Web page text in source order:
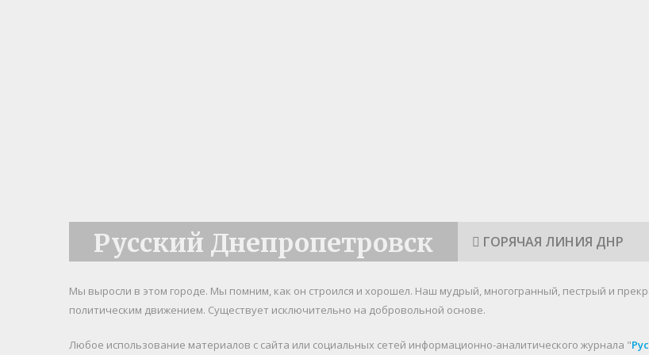
Русский Днепропетровск ГОРЯЧАЯ ЛИНИЯ ДНР
Мы выросли в этом городе. Мы помним, как он строился и хорошел. Наш мудрый, многогранный, пестрый и
политическим движением. Существует исключительно на добровольной основе.
Любое использование материалов c сайта или социальных сетей информационно-аналитического журнала "